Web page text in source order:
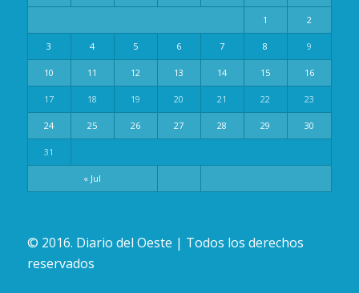
« Jul
1 2
3 4 5 6 7 8 9
10 11 12 13 14 15 16
17 18 19 20 21 22 23
24 25 26 27 28 29 30
31
© 2016. Diario del Oeste | Todos los derechos
reservados